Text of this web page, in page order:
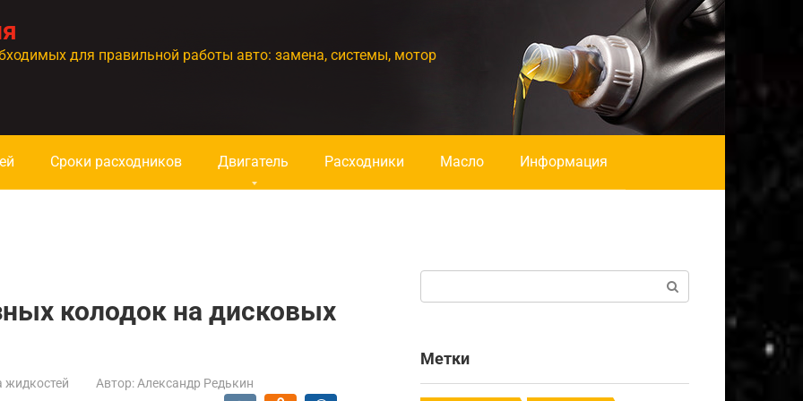
для правильной работы авто: замена, системы, мотор
Сроки расходников Двигатель Расходники Масло Информация
колодок на дисковых
жидкостей Автор: Александр Редькин
Метки